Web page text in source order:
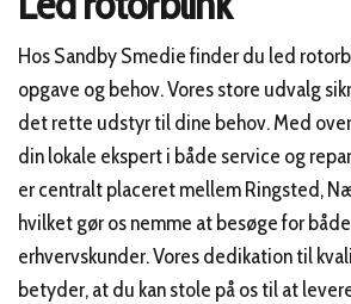
Hos Sandby Smedie finder du led
opgave og behov. Vores store udvalg
det rette udstyr til dine behov. Med
din lokale ekspert i både service og
er centralt placeret mellem Ringsted,
hvilket gør os nemme at besøge for
erhvervskunder. Vores dedikation til
betyder, at du kan stole på os til at